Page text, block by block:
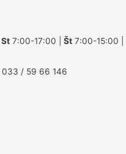
St 7:00-17:00 | Št 7:00-15:00 |
033 / 59 66 146